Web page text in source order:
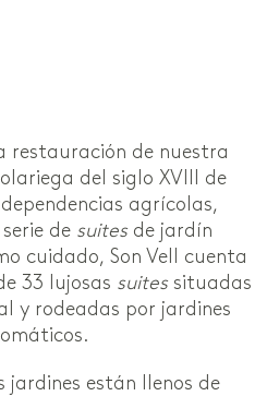
restauración de nuestra
del siglo XVIII de
agrícolas,
de suitesde jardín
cuidado, Son Vell cuenta
33 lujosas suitessituadas
y rodeadas por jardines
jardines están llenos de